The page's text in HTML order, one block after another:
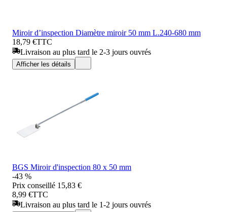
Miroir d’inspection Diamètre miroir 50 mm L.240-680 mm
18,79 €TTC
Livraison au plus tard le 2-3 jours ouvrés
Afficher les détails
BGS Miroir d'inspection 80 x 50 mm
-43 %
Prix conseillé 15,83 €
8,99 €TTC
Livraison au plus tard le 1-2 jours ouvrés